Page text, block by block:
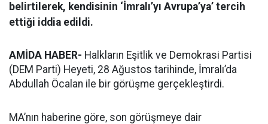
belirtilerek, kendisinin ‘İmralı’yı Avrupa’ya’ tercih
ettiği iddia edildi.
AMİDA HABER- Halkların Eşitlik ve Demokrasi Partisi
(DEM Parti) Heyeti, 28 Ağustos tarihinde, İmralı’da
Abdullah Öcalan ile bir görüşme gerçekleştirdi.
MA’nın haberine göre, son görüşmeye dair